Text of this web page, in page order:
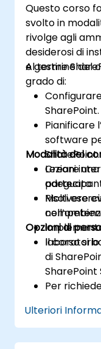
Questo corso
svolto in
rivolge agli
desiderosi di
e gestire
Al termine del
grado di:
SharePoint.
Pianificare
software
SharePoint.
Creare
adeguata.
Risolvere
Modalità del
Lezioni
Molti
laboratorio
Opzioni di
Il corso si
di
SharePoint
Per
i dettagli.
Ulteriori